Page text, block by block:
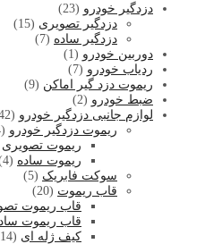
دزدگیر خودرو (23)
دزدگیر تصویری (15)
دزدگیر ساده (7)
دوربین خودرو (1)
ردیاب خودرو (7)
ریموت دزد گیر اماکن (9)
ضبط خودرو (2)
لوازم جانبی دزدگیر خودرو (42)
ریموت دزدگیر خودرو (4)
ریموت تصویری
ریموت ساده (4)
سوکت فابریک (5)
قاب ریموت (20)
قاب ریموت
قاب ریموت
کیف ژله ای (14)